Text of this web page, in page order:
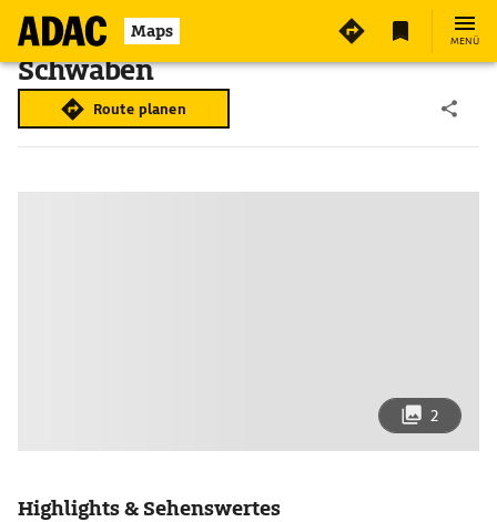
Maps MENÜ
Schwaben
Route planen
2
Highlights & Sehenswertes